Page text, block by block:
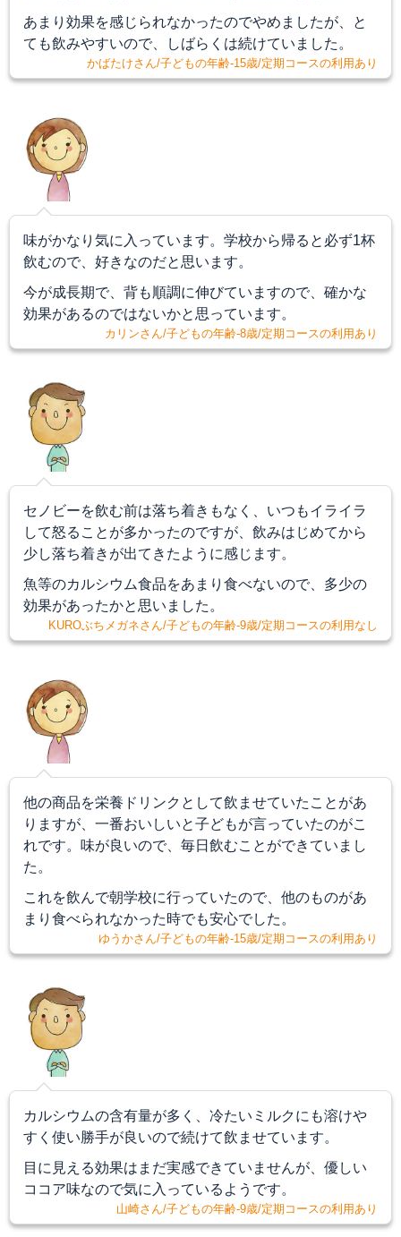
あまり効果を感じられなかったのでやめましたが、と
ても飲みやすいので、しばらくは続けていました。
かばたけさん/子どもの年齢-15歳/定期コースの利用あり
味がかなり気に入っています。学校から帰ると必ず1杯
飲むので、好きなのだと思います。
今が成長期で、背も順調に伸びていますので、確かな
効果があるのではないかと思っています。
カリンさん/子どもの年齢-8歳/定期コースの利用あり
セノビーを飲む前は落ち着きもなく、いつもイライラ
して怒ることが多かったのですが、飲みはじめてから
少し落ち着きが出てきたように感じます。
魚等のカルシウム食品をあまり食べないので、多少の
効果があったかと思いました。
KUROぶちメガネさん/子どもの年齢-9歳/定期コースの利用なし
他の商品を栄養ドリンクとして飲ませていたことがあ
りますが、一番おいしいと子どもが言っていたのがこ
れです。 味が良いので、毎日飲むことができていまし
た 。
これを飲んで朝学校に行っていたので、他のものがあ
まり食べられなかった時でも安心でした。
ゆうかさん/子どもの年齢-15歳/定期コースの利用あり
カルシウムの含有量が多く、冷たいミルクにも溶けや
すく使い勝手が良いので続けて飲ませています。
目に見える効果はまだ実感できていませんが、優しい
ココア味なので気に入っているようです。
山崎さん/子どもの年齢-9歳/定期コースの利用あり